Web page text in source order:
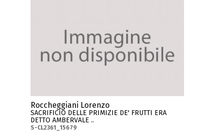
Roccheggiani Lorenzo
SACRIFICIO DELLE PRIMIZIE DE' FRUTTI ERA
DETTO AMBERVALE ..
S-CL2361_15679